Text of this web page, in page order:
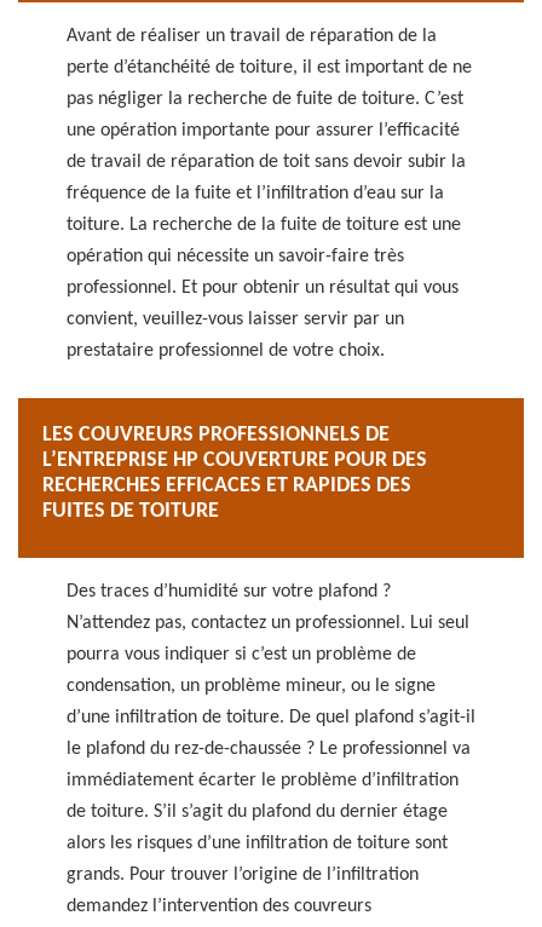
Avant de réaliser un travail de réparation de la
perte d’étanchéité de toiture, il est important de ne
pas négliger la recherche de fuite de toiture. C’est
une opération importante pour assurer l’efficacité
de travail de réparation de toit sans devoir subir la
fréquence de la fuite et l’infiltration d’eau sur la
toiture. La recherche de la fuite de toiture est une
opération qui nécessite un savoir-faire très
professionnel. Et pour obtenir un résultat qui vous
convient, veuillez-vous laisser servir par un
prestataire professionnel de votre choix.
LES COUVREURS PROFESSIONNELS DE
L’ENTREPRISE HP COUVERTURE POUR DES
RECHERCHES EFFICACES ET RAPIDES DES
FUITES DE TOITURE
Des traces d’humidité sur votre plafond ?
N’attendez pas, contactez un professionnel. Lui seul
pourra vous indiquer si c’est un problème de
condensation, un problème mineur, ou le signe
d’une infiltration de toiture. De quel plafond s’agit-il
le plafond du rez-de-chaussée ? Le professionnel va
immédiatement écarter le problème d’infiltration
de toiture. S’il s’agit du plafond du dernier étage
alors les risques d’une infiltration de toiture sont
grands. Pour trouver l’origine de l’infiltration
demandez l’intervention des couvreurs